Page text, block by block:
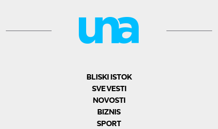
BLISKI ISTOK
SVE VESTI
NOVOSTI
BIZNIS
SPORT